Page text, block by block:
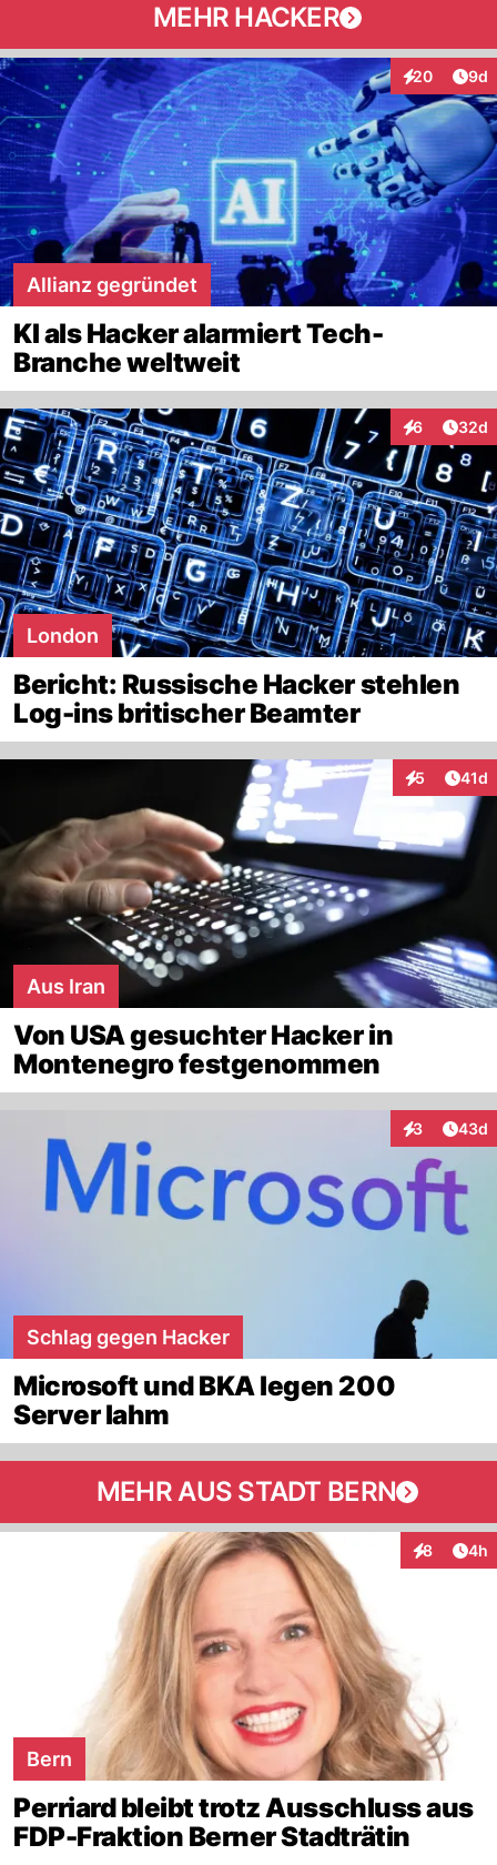
MEHR HACKER
20
Interaktionen
9d
Allianz gegründet
KI als Hacker alarmiert Tech-
Branche weltweit
6
Interaktionen
32d
London
Bericht: Russische Hacker stehlen
Log-ins britischer Beamter
5
Interaktionen
41d
Aus Iran
Von USA gesuchter Hacker in
Montenegro festgenommen
3
Interaktionen
43d
Schlag gegen Hacker
Microsoft und BKA legen 200
Server lahm
MEHR AUS STADT BERN
8 4h
Bern
Perriard bleibt trotz Ausschluss aus
FDP-Fraktion Berner Stadträtin